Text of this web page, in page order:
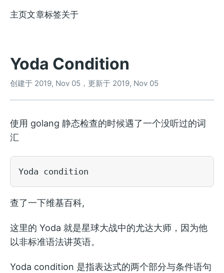
主页文章标签关于
Yoda Condition
创建于 2019, Nov 05 ，更新于 2019, Nov 05
使用 golang 静态检查的时候遇了一个没听过的词
汇
查了一下维基百科,
这里的 Yoda 就是星球大战中的尤达大师，因为他
以非标准语法讲英语。
Yoda condition 是指表达式的两个部分与条件语句